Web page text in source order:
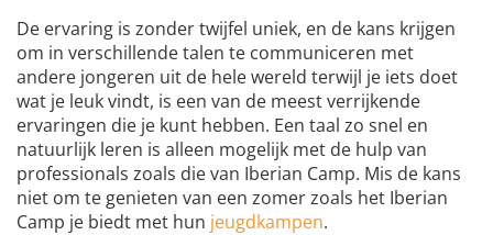
De ervaring is zonder twijfel uniek, en de kans krijgen
om in verschillende talen te communiceren met
andere jongeren uit de hele wereld terwijl je iets doet
wat je leuk vindt, is een van de meest verrijkende
ervaringen die je kunt hebben. Een taal zo snel en
natuurlijk leren is alleen mogelijk met de hulp van
professionals zoals die van Iberian Camp. Mis de kans
niet om te genieten van een zomer zoals het Iberian
Camp je biedt met hun jeugdkampen.